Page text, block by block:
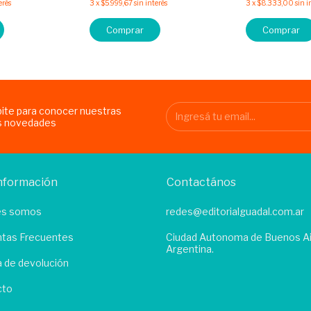
3 x$5.999,67sin interés
Comprar
3 x$8.333,00 sin
Comprar
para conocer nuestras
novedades
somos
Frecuentes
de devolución
Contactános
redes@editorialguadal.com.ar
Ciudad Autonoma de Buenos
Argentina.